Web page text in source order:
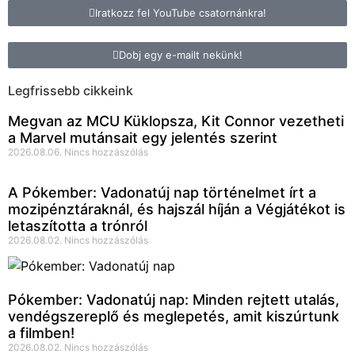
Iratkozz fel YouTube csatornánkra!
Dobj egy e-mailt nekünk!
Legfrissebb cikkeink
Megvan az MCU Küklopsza, Kit Connor vezetheti
a Marvel mutánsait egy jelentés szerint
2026.08.06. Nincs hozzászólás
A Pókember: Vadonatúj nap történelmet írt a
mozipénztáraknál, és hajszál híján a Végjátékot is
letaszította a trónról
2026.08.02. Nincs hozzászólás
Pókember: Vadonatúj nap: Minden rejtett utalás,
vendégszereplő és meglepetés, amit kiszúrtunk
a filmben!
2026.08.02. Nincs hozzászólás